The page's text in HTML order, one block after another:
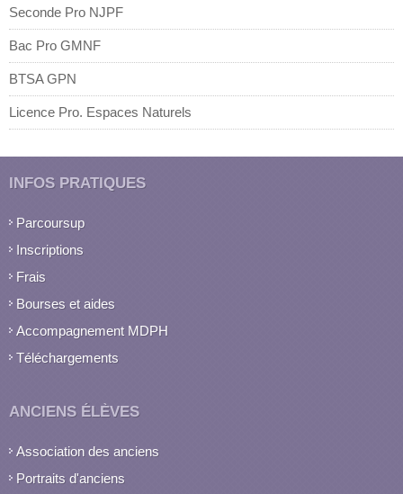
Seconde Pro NJPF
Bac Pro GMNF
BTSA GPN
Licence Pro. Espaces Naturels
INFOS PRATIQUES
Parcoursup
Inscriptions
Frais
Bourses et aides
Accompagnement MDPH
Téléchargements
ANCIENS ÉLÈVES
Association des anciens
Portraits d'anciens